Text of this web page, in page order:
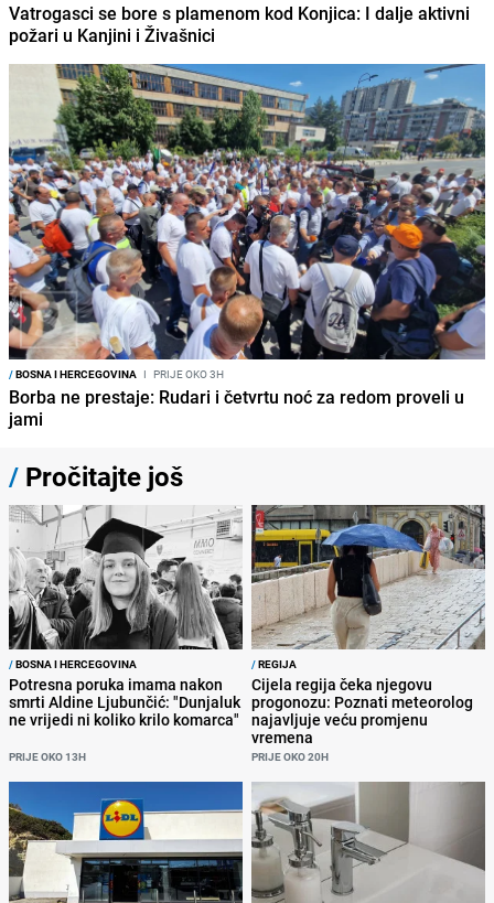
Vatrogasci se bore s plamenom kod Konjica: I dalje aktivni
požari u Kanjini i Živašnici
/BOSNA I HERCEGOVINA I PRIJE OKO 3H
Borba ne prestaje: Rudari i četvrtu noć za redom proveli u
jami
/ Pročitajte još
/BOSNA I HERCEGOVINA
Potresna poruka imama nakon
smrti Aldine Ljubunčić: "Dunjaluk
ne vrijedi ni koliko krilo komarca"
PRIJE OKO 13H
/REGIJA
Cijela regija čeka njegovu
progonozu: Poznati meteorolog
najavljuje veću promjenu
vremena
PRIJE OKO 20H